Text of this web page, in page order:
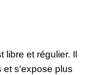
libre et régulier. Il
et s'expose plus